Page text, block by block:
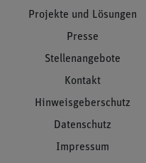
Projekte und Lösungen
Presse
Stellenangebote
Kontakt
Hinweisgeberschutz
Datenschutz
Impressum